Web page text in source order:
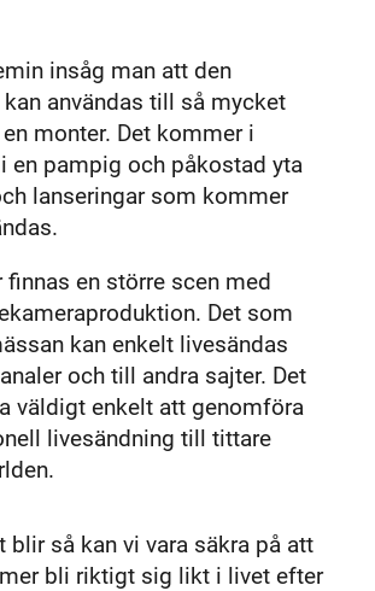
insåg man att den
användas till så mycket
monter. Det kommer i
en pampig och påkostad yta
lanseringar som kommer
finnas en större scen med
Det som
kan enkelt livesändas
och till andra sajter. Det
väldigt enkelt att genomföra
livesändning till tittare
blir så kan vi vara säkra på att
bli riktigt sig likt i livet efter